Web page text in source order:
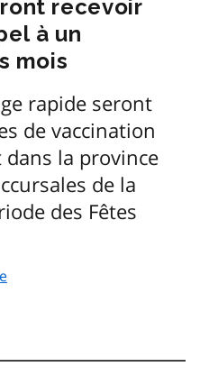
recevoir
à un
mois
rapide seront
de vaccination
la province
de la
des Fêtes